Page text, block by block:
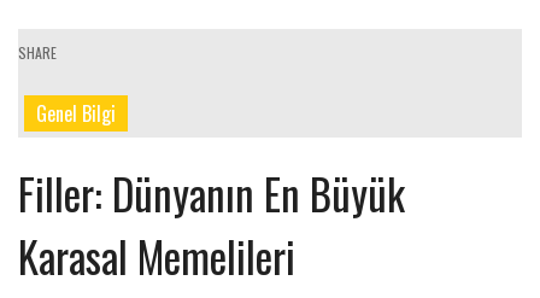
SHARE
Genel Bilgi
Filler: Dünyanın En Büyük
Karasal Memelileri